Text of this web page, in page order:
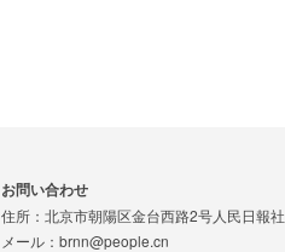
お問い合わせ
住所：北京市朝陽区金台西路2号人民日報社
メール：brnn@people.cn